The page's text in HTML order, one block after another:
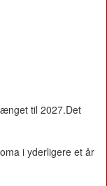
til 2027.Det
i yderligere et år